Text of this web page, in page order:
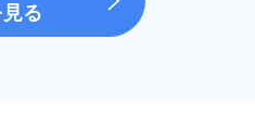
見る